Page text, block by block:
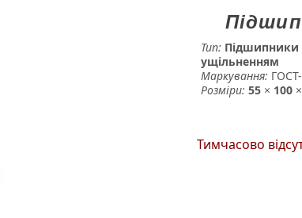
Тип: Підшипники
ущільненням
Маркування: ГОСТ-
Розміри: 55× 100×
Тимчасово